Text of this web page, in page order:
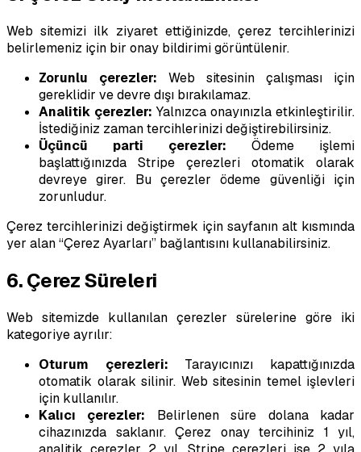
Web sitemizi ilk ziyaret ettiğinizde, çerez tercihlerinizi
belirlemeniz için bir onay bildirimi görüntülenir.
Zorunlu çerezler: Web sitesinin çalışması için
gereklidir ve devre dışı bırakılamaz.
Analitik çerezler: Yalnızca onayınızla etkinleştirilir.
İstediğiniz zaman tercihlerinizi değiştirebilirsiniz.
Üçüncü parti çerezler: Ödeme işlemi
başlattığınızda Stripe çerezleri otomatik olarak
devreye girer. Bu çerezler ödeme güvenliği için
zorunludur.
Çerez tercihlerinizi değiştirmek için sayfanın alt kısmında
yer alan “Çerez Ayarları” bağlantısını kullanabilirsiniz.
6. Çerez Süreleri
Web sitemizde kullanılan çerezler sürelerine göre iki
kategoriye ayrılır:
Oturum çerezleri: Tarayıcınızı kapattığınızda
otomatik olarak silinir. Web sitesinin temel işlevleri
için kullanılır.
Kalıcı çerezler: Belirlenen süre dolana kadar
cihazınızda saklanır. Çerez onay tercihiniz 1 yıl,